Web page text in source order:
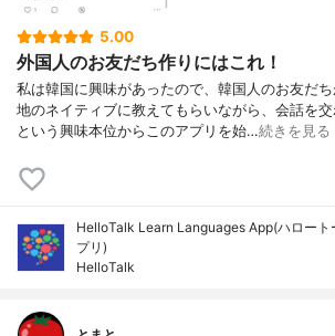
5.00
外国人のお友だち作りにはこれ！
私は韓国に興味があったので、韓国人のお友だ
地のネイティブに教えてもらいながら、会話を交
という興味本位からこのアプリを始…続きを見る
HelloTalk Learn Languages App(ハロート
プリ)
HelloTalk